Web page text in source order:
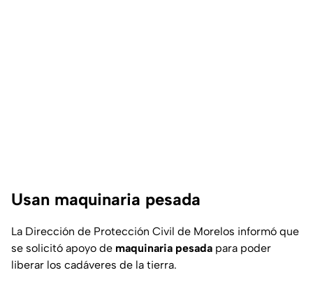
Usan maquinaria pesada
La Dirección de Protección Civil de Morelos informó que
se solicitó apoyo de maquinaria pesada para poder
liberar los cadáveres de la tierra.